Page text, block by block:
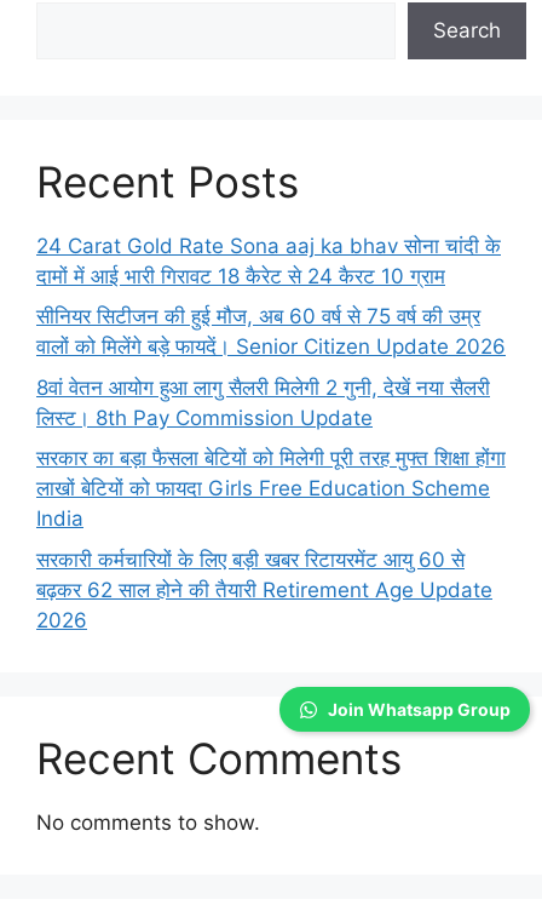
Search
Recent Posts
24 Carat Gold Rate Sona aaj ka bhav सोना चांदी के
दामों में आई भारी गिरावट 18 कैरेट से 24 कैरट 10 ग्राम
सीनियर सिटीजन की हुई मौज, अब 60 वर्ष से 75 वर्ष की उम्र
वालों को मिलेंगे बड़े फायदें। Senior Citizen Update 2026
8वां वेतन आयोग हुआ लागु सैलरी मिलेगी 2 गुनी, देखें नया सैलरी
लिस्ट। 8th Pay Commission Update
सरकार का बड़ा फैसला बेटियों को मिलेगी पूरी तरह मुफ्त शिक्षा होंगा
लाखों बेटियों को फायदा Girls Free Education Scheme
India
सरकारी कर्मचारियों के लिए बड़ी खबर रिटायरमेंट आयु 60 से
बढ़कर 62 साल होने की तैयारी Retirement Age Update
2026
Recent Comments
No comments to show.
Join Whatsapp Group